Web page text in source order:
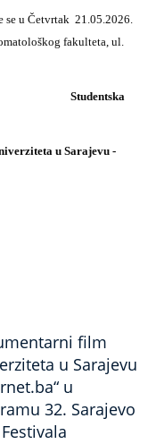
se u Četvrtak 21.05.2026.
fakulteta, ul.
-
film
u Sarajevu
u
32. Sarajevo